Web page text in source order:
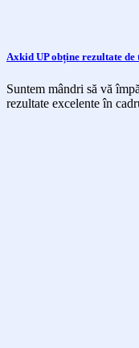
Axkid UP obține rezultate de
Suntem mândri să vă
rezultate excelente în